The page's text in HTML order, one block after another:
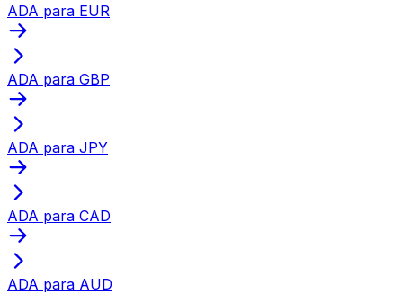
ADA para EUR
ADA para GBP
ADA para JPY
ADA para CAD
ADA para AUD